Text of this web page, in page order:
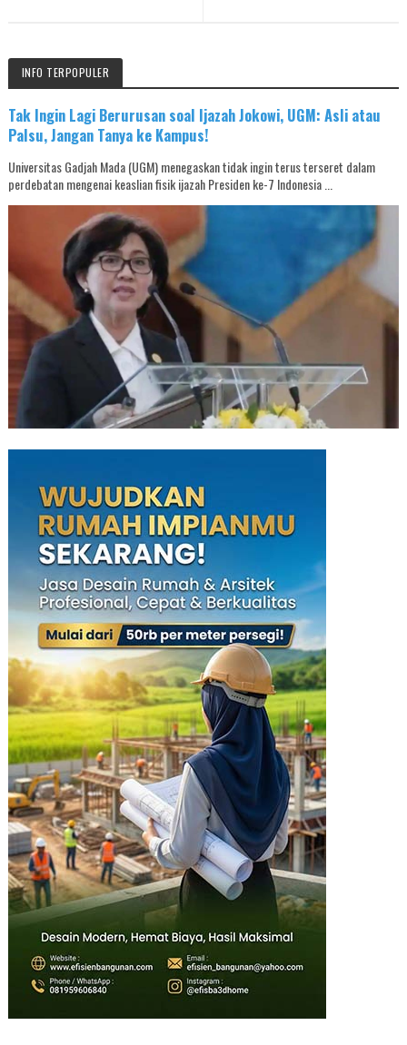
INFO TERPOPULER
Tak Ingin Lagi Berurusan soal Ijazah Jokowi, UGM: Asli atau
Palsu, Jangan Tanya ke Kampus!
Universitas Gadjah Mada (UGM) menegaskan tidak ingin terus terseret dalam
perdebatan mengenai keaslian fisik ijazah Presiden ke-7 Indonesia ...